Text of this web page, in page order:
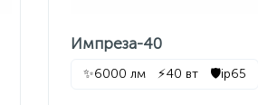
Импреза-40
✨6000 лм ⚡40 вт 🛡️ip65